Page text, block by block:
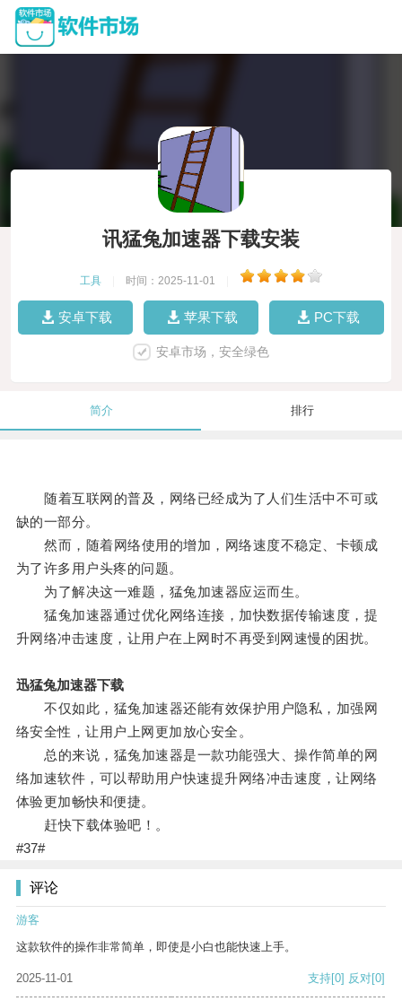
讯猛兔加速器下载安装
工具 时间：2025-11-01
安卓下载 苹果下载 PC下载
安卓市场，安全绿色
简介 排行
随着互联网的普及，网络已经成为了人们生活中不可或
缺的一部分。
然而，随着网络使用的增加，网络速度不稳定、卡顿成
为了许多用户头疼的问题。
为了解决这一难题，猛兔加速器应运而生。
猛兔加速器通过优化网络连接，加快数据传输速度，提
升网络冲击速度，让用户在上网时不再受到网速慢的困扰。
迅猛兔加速器下载
不仅如此，猛兔加速器还能有效保护用户隐私，加强网
络安全性，让用户上网更加放心安全。
总的来说，猛兔加速器是一款功能强大、操作简单的网
络加速软件，可以帮助用户快速提升网络冲击速度，让网络
体验更加畅快和便捷。
赶快下载体验吧！。
#37#
评论
游客
这款软件的操作非常简单，即使是小白也能快速上手。
2025-11-01 支持[0] 反对[0]